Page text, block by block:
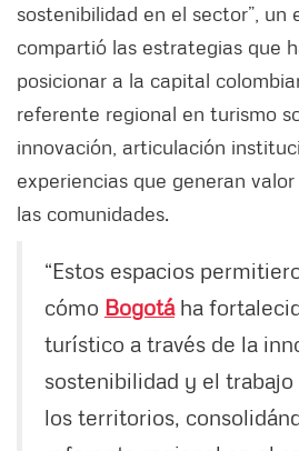
sostenibilidad en el sector”, un
compartió las estrategias que
posicionar a la capital
referente regional en turismo
innovación, articulación
experiencias que generan
las comunidades.
“Estos espacios
cómo Bogotá ha
turístico a través de la
sostenibilidad y el
los territorios,